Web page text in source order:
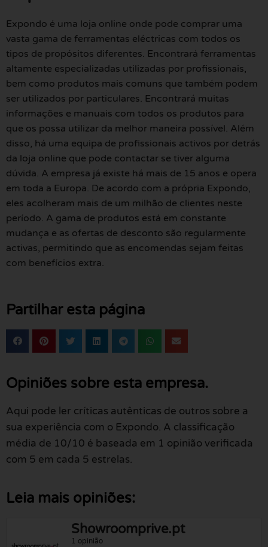
Expondo é uma loja online onde pode comprar uma
vasta gama de ferramentas eléctricas com todos os
tipos de propósitos diferentes. Encontrará ferramentas
altamente especializadas utilizadas por profissionais,
bem como produtos mais comuns que também podem
ser utilizados por particulares. Encontrará muitas
informações e manuais com todos os produtos para
que os possa utilizar da melhor maneira possível. Além
disso, há uma equipa de profissionais activos por detrás
da loja online que pode contactar se tiver alguma
dúvida. A empresa já existe há mais de 15 anos e opera
em toda a Europa. De acordo com a própria Expondo,
eles acolheram mais de um milhão de clientes neste
período. A gama de produtos está em constante
mudança e as ofertas de desconto são regularmente
activas, permitindo que as encomendas sejam feitas
com benefícios extra.
Partilhar esta página
Opiniões sobre esta empresa.
Aqui pode ler críticas autênticas de outros sobre a
sua experiência com o Expondo. A classificação
média de 10/10 é baseada em 1 opinião verificada
com 5 em cada 5 estrelas.
Leia mais opiniões:
Showroomprive.pt
1 opinião